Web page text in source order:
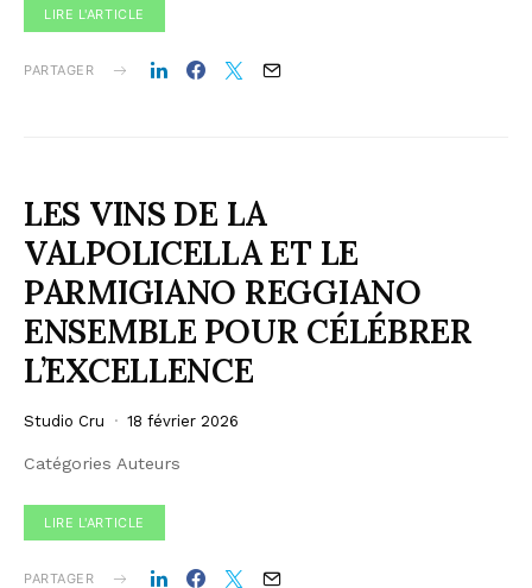
LIRE L'ARTICLE
PARTAGER
LES VINS DE LA
VALPOLICELLA ET LE
PARMIGIANO REGGIANO
ENSEMBLE POUR CÉLÉBRER
L’EXCELLENCE
Studio Cru 18 février 2026
Catégories Auteurs
LIRE L'ARTICLE
PARTAGER